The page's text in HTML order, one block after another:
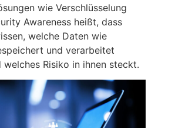
wie Verschlüsselung
Awareness heißt, dass
welche Daten wie
und verarbeitet
welches Risiko in ihnen steckt.